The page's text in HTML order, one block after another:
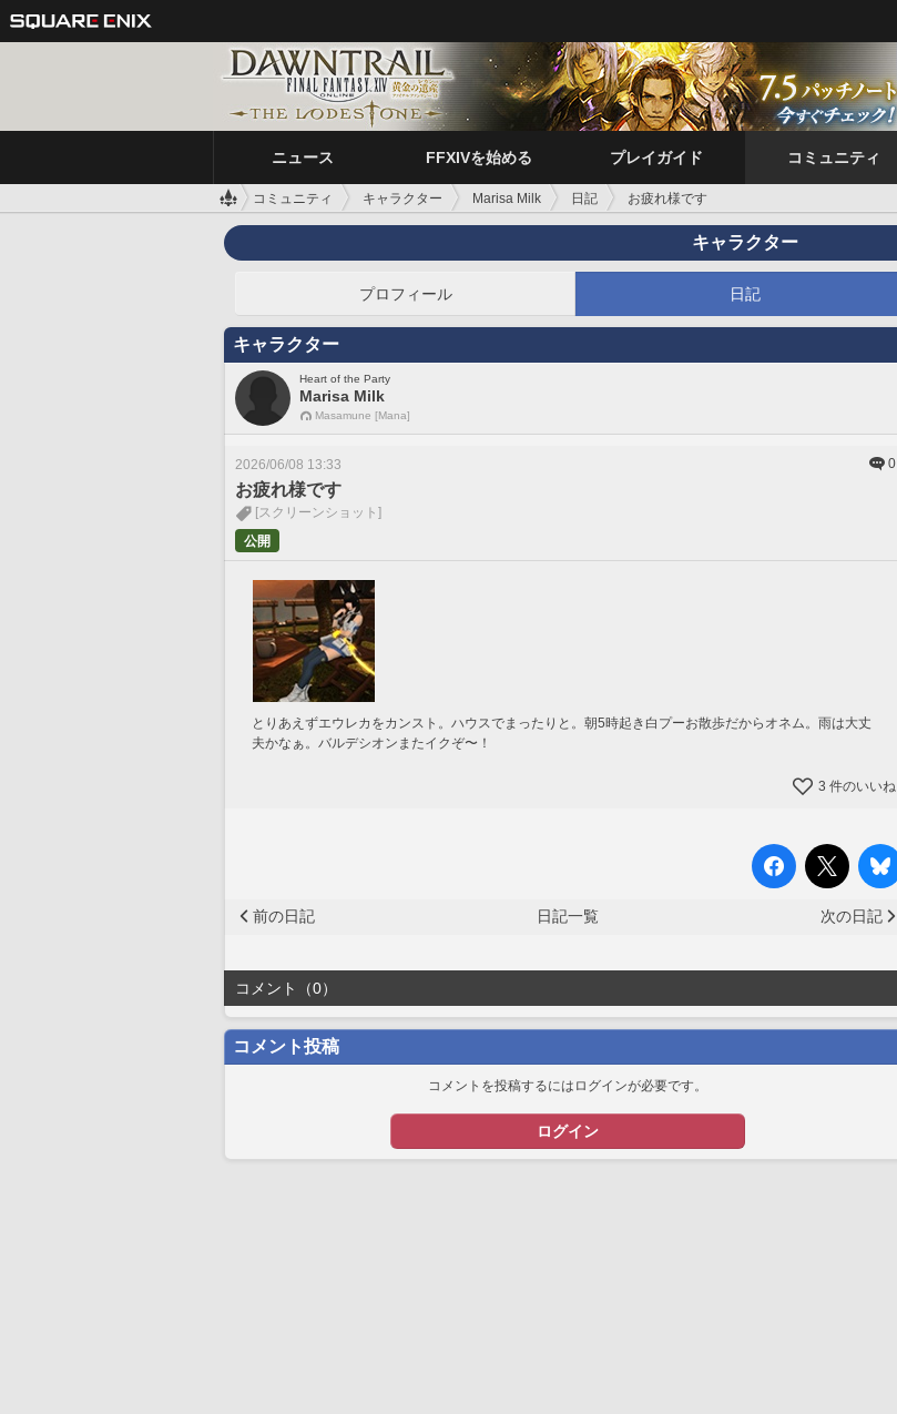
ニュース FFXIVを始める プレイガイド コミュニティ
コミュニティ キャラクター Marisa Milk 日記 お疲れ様です
キャラクター
プロフィール 日記
キャラクター
Heart of the Party
Marisa Milk
Masamune [Mana]
2026/06/08 13:33 0
お疲れ様です
[スクリーンショット]
公開
とりあえずエウレカをカンスト。ハウスでまったりと。朝5時起き白プーお散歩だからオネム。雨は大丈
夫かなぁ。バルデシオンまたイクぞ〜！
3 件のいいね
前の日記 日記一覧 次の日記
コメント（0）
コメント投稿
コメントを投稿するにはログインが必要です。
ログイン